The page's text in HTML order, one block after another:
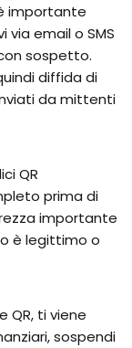
importante
via email o SMS
sospetto.
diffida di
da mittenti
QR
prima di
importante
è legittimo o
QR, ti viene
sospendi